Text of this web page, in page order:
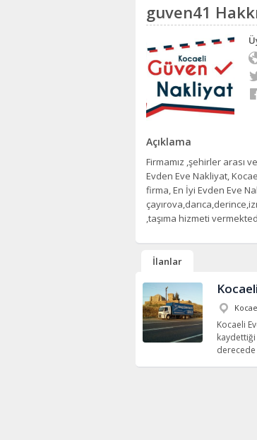
guven41
Açıklama
Firmamız ,şehirler arası
Evden Eve Nakliyat,
firma, En İyi Evden Eve
,taşıma hizmeti
İlanlar
Kocaeli